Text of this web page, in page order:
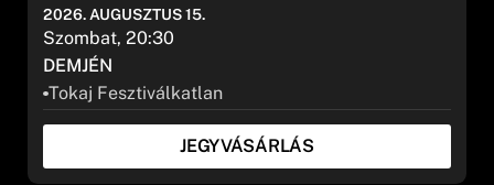
DEMJÉN
Tokaj Fesztiválkatlan
2026. AUGUSZTUS 15.
Szombat, 20:30
JEGYVÁSÁRLÁS